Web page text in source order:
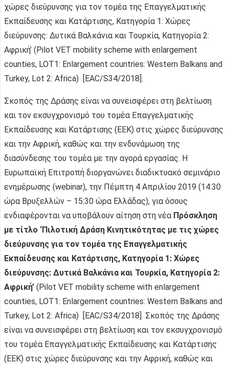
χώρες διεύρυνσης για τον τομέα της Επαγγελματικής
Εκπαίδευσης και Κατάρτισης, Κατηγορία 1: Χώρες
διεύρυνσης: Δυτικά Βαλκάνια και Τουρκία, Κατηγορία 2:
Αφρική’ (Pilot VET mobility scheme with enlargement
counties, LOT1: Enlargement countries: Western Balkans and
Turkey, Lot 2: Africa) [EAC/S34/2018].
Σκοπός της Δράσης είναι να συνεισφέρει στη βελτίωση
και τον εκσυγχρονισμό του τομέα Επαγγελματικής
Εκπαίδευσης και Κατάρτισης (ΕΕΚ) στις χώρες διεύρυνσης
και την Αφρική, καθώς και την ενδυνάμωση της
διασύνδεσης του τομέα με την αγορά εργασίας. Η
Ευρωπαϊκή Επιτροπή διοργανώνει διαδικτυακό σεμινάριο
ενημέρωσης (webinar), την Πέμπτη 4 Απριλίου 2019 (14:30
ώρα Βρυξελλών – 15:30 ώρα Ελλάδας), για όσους
ενδιαφέρονται να υποβάλουν αίτηση στη νέα Πρόσκληση
με τίτλο ‘Πιλοτική Δράση Κινητικότητας με τις χώρες
διεύρυνσης για τον τομέα της Επαγγελματικής
Εκπαίδευσης και Κατάρτισης, Κατηγορία 1: Χώρες
διεύρυνσης: Δυτικά Βαλκάνια και Τουρκία, Κατηγορία 2:
Αφρική’ (Pilot VET mobility scheme with enlargement
counties, LOT1: Enlargement countries: Western Balkans and
Turkey, Lot 2: Africa) [EAC/S34/2018]. Σκοπός της Δράσης
είναι να συνεισφέρει στη βελτίωση και τον εκσυγχρονισμό
του τομέα Επαγγελματικής Εκπαίδευσης και Κατάρτισης
(ΕΕΚ) στις χώρες διεύρυνσης και την Αφρική, καθώς και